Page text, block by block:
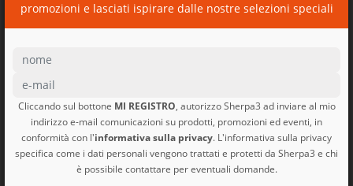
promozioni e lasciati ispirare dalle nostre selezioni speciali
Cliccando sul bottone MI REGISTRO , autorizzo Sherpa3 ad inviare al mio
indirizzo e-mail comunicazioni su prodotti, promozioni ed eventi, in
conformità con l'informativa sulla privacy. L'informativa sulla privacy
specifica come i dati personali vengono trattati e protetti da Sherpa3 e chi
è possibile contattare per eventuali domande.
Borsa viaggio Black Hole
Black Hole MLC Patagonia